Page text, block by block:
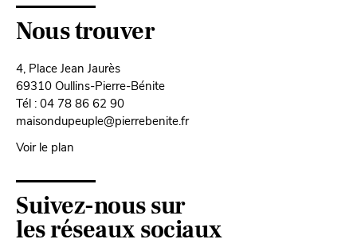
Nous trouver
4, Place Jean Jaurès
69310 Oullins-Pierre-Bénite
Tél : 04 78 86 62 90
maisondupeuple@pierrebenite.fr
Voir le plan
Suivez-nous sur
les réseaux sociaux